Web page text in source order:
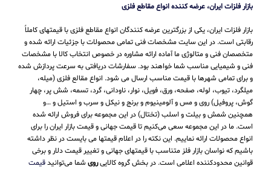
بازار فلزات ایران، عرضه کننده انواع مقاطع فلزی
بازار فلزات ایران، یکی از بزرگترین عرضه کنندگان انواع مقاطع فلزی با قیمتهای کاملاً
رقابتی است. در این سایت مشخصات فنی تمامی محصولات با جزئیات ارائه شده و
متخصصان فنی و متالوژی ما آماده ارائه مشاوره در خصوص انتخاب کالا با مشخصات
فنی و شیمیایی مناسب شما خواهند بود. سفارشات دریافتی به سرعت پردازش شده
و برای تمامی شهرها با قیمت مناسب ارسال می شود. انواع مقالع فلزی (میله،
میلگرد، تیوب، لوله، صفحه، ورق، فویل، نوار، ناودانی، گرد، تسمه، شش پر، چهار
گوش، پروفیل) روی و مس و آلومینیوم و برنج و نیکل و سرب و استیل و …و
همچنین شمش و بیلت و اسلب (تختال) در این مجموعه برای فروش ارائه شده
است. ما در این مجموعه سعی می‌کنیم تا قیمت جهانی و قیمت بازار ایران را برای
انواع محصولات ارائه نماییم. این نکته را در اعلام قیمتها می بایست در نظر داشته
باشیم که نواسان بازار فلز متناسب با قیمتهای جهانی و تغییر قیمت دلار و برخی
قوانین محدودکننده اعلامی است. در بخش گروه کالاییروی شما می‌توانیدقیمت